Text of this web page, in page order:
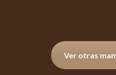
Ver otras